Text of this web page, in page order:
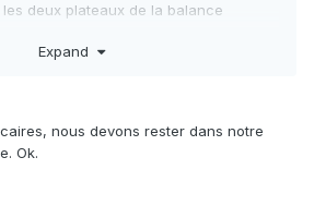
deux plateaux de la balance
par Ferris
Expand
nous devons rester dans notre
Ok.